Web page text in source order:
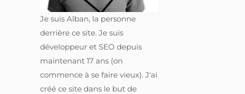
Je suis Alban, la personne
derrière ce site. Je suis
développeur et SEO depuis
maintenant 17 ans (on
commence à se faire vieux). J'ai
créé ce site dans le but de